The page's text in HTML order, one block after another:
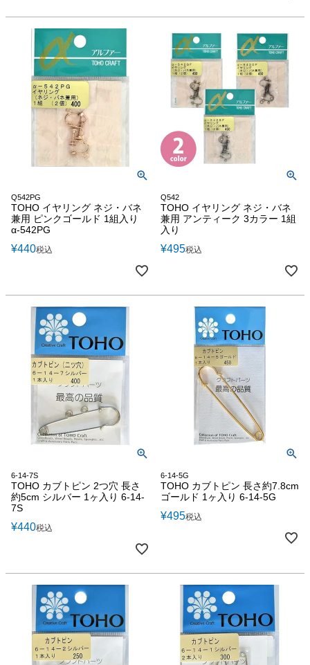
Q542PG
TOHO イヤリング ネジ・バネ
兼用 ピンクゴールド 1組入り
α-542PG
¥440税込
Q542
TOHO イヤリング ネジ・バネ
兼用 アンティーク 3カラー 1組
入り
¥495税込
6-14-7S
TOHO カブトピン 2つ穴 長さ
約5cm シルバー 1ヶ入り 6-14-
7S
¥440税込
6-14-5G
TOHO カブトピン 長さ約7.8cm
ゴールド 1ヶ入り 6-14-5G
¥495税込